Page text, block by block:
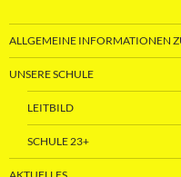
ALLGEMEINE INFORMATIONEN
UNSERE SCHULE
LEITBILD
SCHULE 23+